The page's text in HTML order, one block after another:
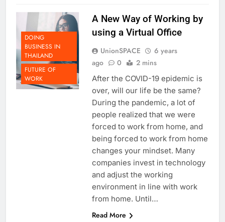
DOING
BUSINESS IN
THAILAND
FUTURE OF
WORK
A New Way of Working by
using a Virtual Office
UnionSPACE
6 years
After the COVID-19 epidemic is
over, will our life be the same?
During the pandemic, a lot of
people realized that we were
forced to work from home, and
being forced to work from home
changes your mindset. Many
companies invest in technology
and adjust the working
environment in line with work